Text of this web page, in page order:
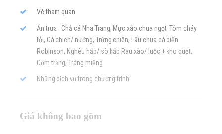
Vé tham quan
Ăn trưa : Chả cá Nha Trang, Mực xào chua ngọt, Tôm cháy
tỏi, Cá chiên/ nướng, Trứng chiên, Lẩu chua cá biển
Robinson, Nghêu hấp/ sò hấp Rau xào/ luộc + kho quẹt,
Cơm trắng, Tráng miệng
Những dịch vụ trong chương trình
Giá không bao gồm